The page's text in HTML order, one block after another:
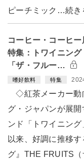
ピーチミック…続き
コーヒー・コーヒ
特集：トワイニン
「ザ・フルー…
嗜好飲料 特集
◇紅茶メーカー
グ・ジャパンが展
ンド「トワイニン
以来、好調に推移
グ』THE FRUITS（